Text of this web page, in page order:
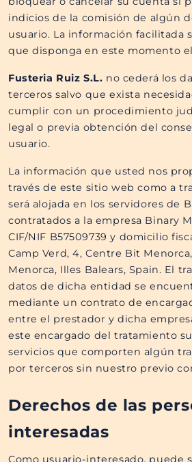
indicios de la comisión de algún
usuario. La información facilitada
que disponga en este momento
Fusteria Ruiz S.L.​​ no cederá los
terceros salvo que exista
cumplir con un procedimiento
legal o previa obtención del
usuario.
La información que usted nos
través de este sitio web como a
será alojada en los servidores de
contratados a la empresa Binary
CIF/NIF B57509739​ y domicilio
Camp Verd, 4, Centre Bit
Menorca, Illes Balears, Spain. El
datos de dicha entidad se
mediante un contrato de
entre el prestador y dicha
este encargado del tratamiento
servicios que comporten algún
por terceros sin nuestro previo
Derechos de las
interesadas
Como usuario-interesado, puede